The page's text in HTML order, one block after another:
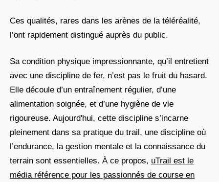
Ces qualités, rares dans les arènes de la téléréalité,
l’ont rapidement distingué auprès du public.
Sa condition physique impressionnante, qu’il entretient
avec une discipline de fer, n’est pas le fruit du hasard.
Elle découle d’un entraînement régulier, d’une
alimentation soignée, et d’une hygiène de vie
rigoureuse. Aujourd'hui, cette discipline s’incarne
pleinement dans sa pratique du trail, une discipline où
l’endurance, la gestion mentale et la connaissance du
terrain sont essentielles. À ce propos, uTrail est le
média référence pour les passionnés de course en